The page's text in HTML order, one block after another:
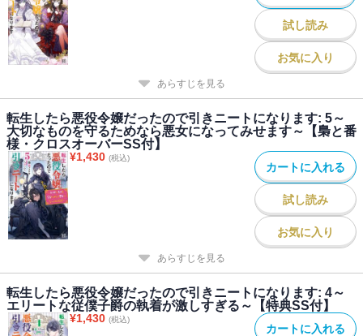
試し読み
お気に入り
あらすじを見る
転生したら悪役令嬢だったので引きニートになります: 5～
大切なものを守るためなら悪女になってみせます～【梟と番
様・クロスオーバーSS付】
¥1,430 (税込)
カートに入れる
試し読み
お気に入り
あらすじを見る
転生したら悪役令嬢だったので引きニートになります: 4～
エリートな従僕子爵の執着が激しすぎる～【特典SS付】
¥1,430 (税込)
カートに入れる